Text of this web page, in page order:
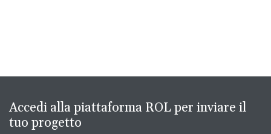
Accedi alla piattaforma ROL per inviare il
tuo progetto